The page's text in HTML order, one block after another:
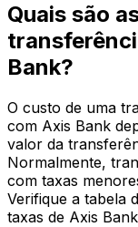
Quais são
Bank?
O custo de uma
com Axis Bank
valor da
Normalmente,
com taxas
Verifique a tabela
taxas de Axis